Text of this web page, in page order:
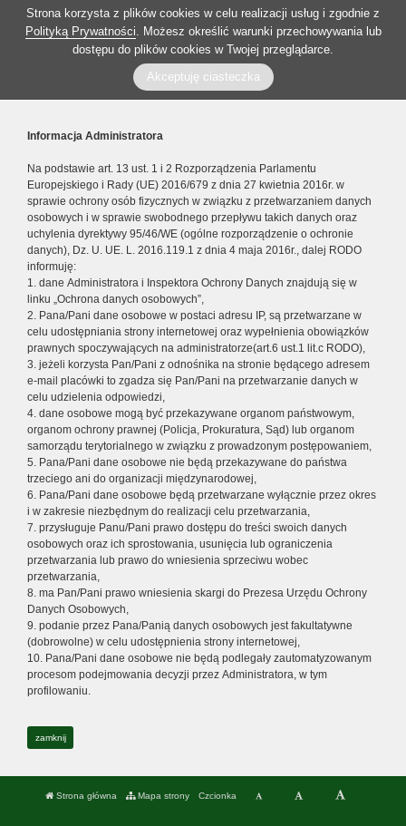
Strona korzysta z plików cookies w celu realizacji usług i zgodnie z
Polityką Prywatności. Możesz określić warunki przechowywania lub
dostępu do plików cookies w Twojej przeglądarce.
Akceptuję ciasteczka
Informacja Administratora
Na podstawie art. 13 ust. 1 i 2 Rozporządzenia Parlamentu
Europejskiego i Rady (UE) 2016/679 z dnia 27 kwietnia 2016r. w
sprawie ochrony osób fizycznych w związku z przetwarzaniem danych
osobowych i w sprawie swobodnego przepływu takich danych oraz
uchylenia dyrektywy 95/46/WE (ogólne rozporządzenie o ochronie
danych), Dz. U. UE. L. 2016.119.1 z dnia 4 maja 2016r., dalej RODO
informuję:
1. dane Administratora i Inspektora Ochrony Danych znajdują się w
linku „Ochrona danych osobowych”,
2. Pana/Pani dane osobowe w postaci adresu IP, są przetwarzane w
celu udostępniania strony internetowej oraz wypełnienia obowiązków
prawnych spoczywających na administratorze(art.6 ust.1 lit.c RODO),
3. jeżeli korzysta Pan/Pani z odnośnika na stronie będącego adresem
e-mail placówki to zgadza się Pan/Pani na przetwarzanie danych w
celu udzielenia odpowiedzi,
4. dane osobowe mogą być przekazywane organom państwowym,
organom ochrony prawnej (Policja, Prokuratura, Sąd) lub organom
samorządu terytorialnego w związku z prowadzonym postępowaniem,
5. Pana/Pani dane osobowe nie będą przekazywane do państwa
trzeciego ani do organizacji międzynarodowej,
6. Pana/Pani dane osobowe będą przetwarzane wyłącznie przez okres
i w zakresie niezbędnym do realizacji celu przetwarzania,
7. przysługuje Panu/Pani prawo dostępu do treści swoich danych
osobowych oraz ich sprostowania, usunięcia lub ograniczenia
przetwarzania lub prawo do wniesienia sprzeciwu wobec
przetwarzania,
8. ma Pan/Pani prawo wniesienia skargi do Prezesa Urzędu Ochrony
Danych Osobowych,
9. podanie przez Pana/Panią danych osobowych jest fakultatywne
(dobrowolne) w celu udostępnienia strony internetowej,
10. Pana/Pani dane osobowe nie będą podlegały zautomatyzowanym
procesom podejmowania decyzji przez Administratora, w tym
profilowaniu.
zamknij
Strona główna Mapa strony Czcionka